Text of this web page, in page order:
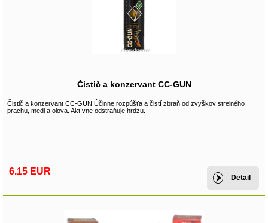
Čistič a konzervant CC-GUN
Čistič a konzervant CC-GUN Účinne rozpúšťa a čistí zbraň od zvyškov strelného
prachu, medi a olova. Aktívne odstraňuje hrdzu.
6.15 EUR
Detail